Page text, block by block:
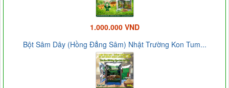
1.000.000 VND
Bột Sâm Dây (Hồng Đẳng Sâm) Nhật Trường Kon Tum...